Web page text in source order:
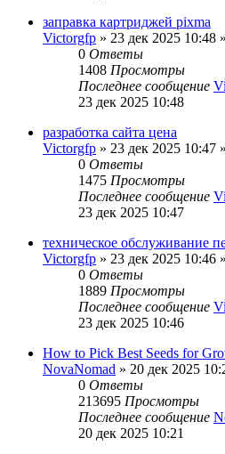
заправка картриджей pixma
Victorgfp » 23 дек 2025 10:48
0 Ответы
1408 Просмотры
Последнее сообщение
23 дек 2025 10:48
разработка сайта цена
Victorgfp » 23 дек 2025 10:47
0 Ответы
1475 Просмотры
Последнее сообщение
23 дек 2025 10:47
техническое обслуживание
Victorgfp » 23 дек 2025 10:46
0 Ответы
1889 Просмотры
Последнее сообщение
23 дек 2025 10:46
How to Pick Best Seeds for
NovaNomad » 20 дек 2025
0 Ответы
213695 Просмотры
Последнее сообщение
20 дек 2025 10:21